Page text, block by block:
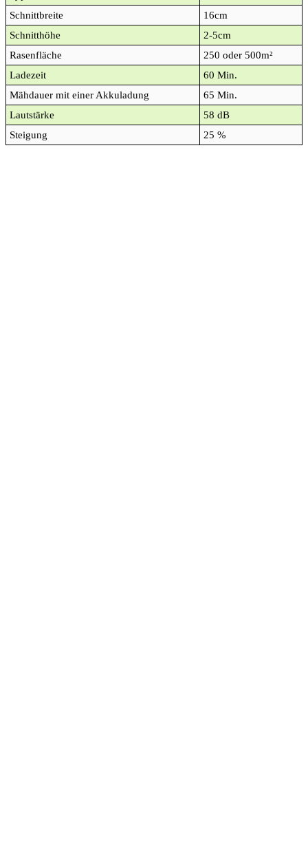
Schnittbreite
16cm
Schnitthöhe
2-5cm
Rasenfläche
250 oder 500m²
Ladezeit
60 Min.
Mähdauer mit einer Akkuladung
65 Min.
Lautstärke
58 dB
Steigung
25 %